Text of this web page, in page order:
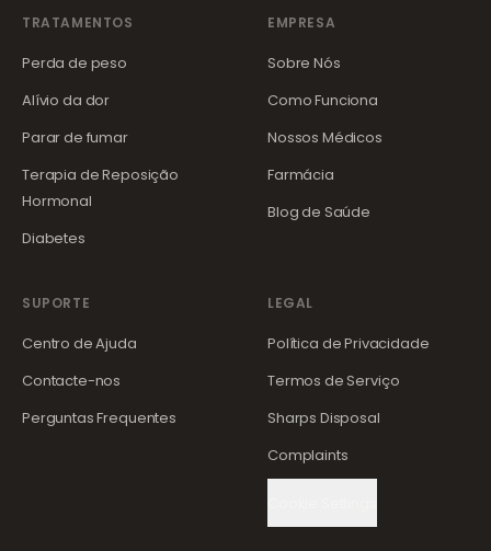
TRATAMENTOS
Perda de peso
Alívio da dor
Parar de fumar
Terapia de Reposição
Hormonal
Diabetes
EMPRESA
Sobre Nós
Como Funciona
Nossos Médicos
Farmácia
Blog de Saúde
SUPORTE
Centro de Ajuda
Contacte-nos
Perguntas Frequentes
LEGAL
Política de Privacidade
Termos de Serviço
Sharps Disposal
Complaints